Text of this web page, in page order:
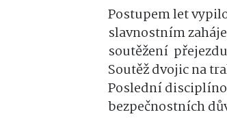
Postupem let
slavnostním
soutěžení
Soutěž dvojic na
Poslední
bezpečnostních